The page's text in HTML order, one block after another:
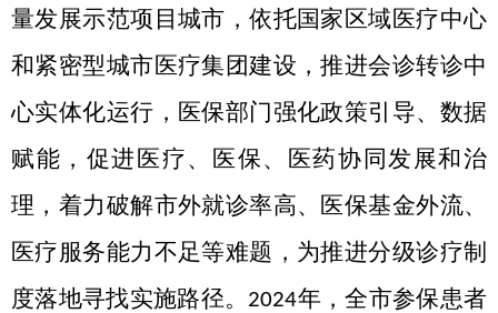
量发展示范项目城市，依托国家区域医疗中心
和紧密型城市医疗集团建设，推进会诊转诊中
心实体化运行， 医保部门强化政策引导、数据
赋能，促进医疗、医保、医药协同发展和治
理 ， 着力破解市外就诊率高、医保基金外流、
医疗服务能力不足等难题，为推进分级诊疗制
度落地寻找实施路径。 2024年，全市参保患者